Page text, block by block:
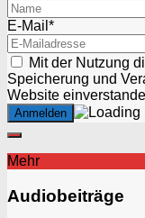
E-Mail*
Mit der Nutzung
Speicherung und
Website
Mehr
Audiobeiträge